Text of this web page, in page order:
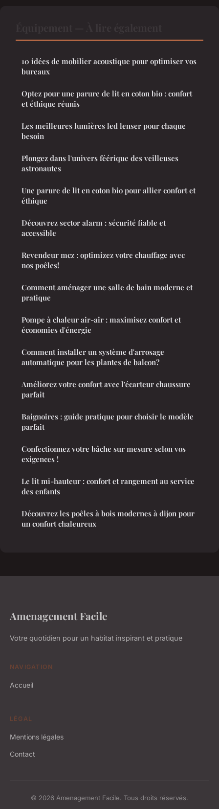
10 idées de mobilier acoustique pour optimiser vos
bureaux
Optez pour une parure de lit en coton bio : confort
et éthique réunis
Les meilleures lumières led lenser pour chaque
besoin
Plongez dans l'univers féérique des veilleuses
astronautes
Une parure de lit en coton bio pour allier confort et
éthique
Découvrez sector alarm : sécurité fiable et
accessible
Revendeur mcz : optimizez votre chauffage avec
nos poêles!
Comment aménager une salle de bain moderne et
pratique
Pompe à chaleur air-air : maximisez confort et
économies d'énergie
Comment installer un système d'arrosage
automatique pour les plantes de balcon?
Améliorez votre confort avec l'écarteur chaussure
parfait
Baignoires : guide pratique pour choisir le modèle
parfait
Confectionnez votre bâche sur mesure selon vos
exigences !
Le lit mi-hauteur : confort et rangement au service
des enfants
Découvrez les poêles à bois modernes à dijon pour
un confort chaleureux
Amenagement Facile
Votre quotidien pour un habitat inspirant et pratique
NAVIGATION
Accueil
LÉGAL
Mentions légales
Contact
© 2026 Amenagement Facile. Tous droits réservés.